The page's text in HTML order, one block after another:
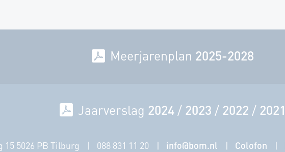
Meerjarenplan 2025-2028
Jaarverslag 2024 / 2023 / 2022 / 2021
15 5026 PB Tilburg 088 831 11 20 info@bom.nl Colofon